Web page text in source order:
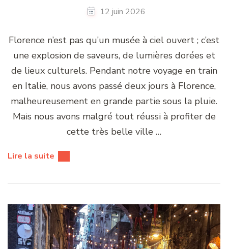
12 juin 2026
Florence n’est pas qu’un musée à ciel ouvert ; c’est
une explosion de saveurs, de lumières dorées et
de lieux culturels. Pendant notre voyage en train
en Italie, nous avons passé deux jours à Florence,
malheureusement en grande partie sous la pluie.
Mais nous avons malgré tout réussi à profiter de
cette très belle ville …
Lire la suite